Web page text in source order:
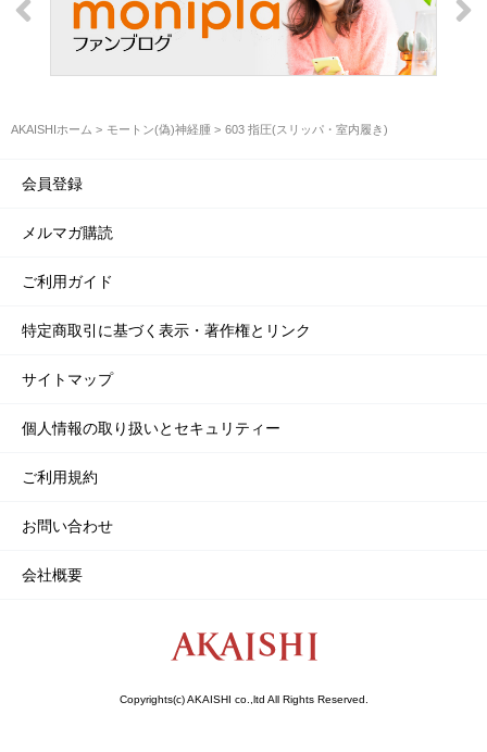
AKAISHIホーム モートン(偽)神経腫 603 指圧(スリッパ・室内履き)
会員登録
メルマガ購読
ご利用ガイド
特定商取引に基づく表示・著作権とリンク
サイトマップ
個人情報の取り扱いとセキュリティー
ご利用規約
お問い合わせ
会社概要
Copyrights(c) AKAISHI co.,ltd All Rights Reserved.